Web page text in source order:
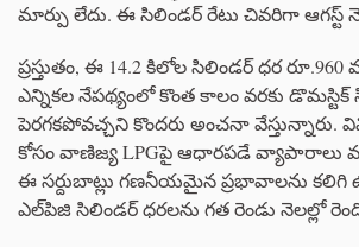
మార్పు లేదు. ఈ సిలిండర్ రేటు చివరిగా ఆగస్ట్
ప్రస్తుతం, ఈ 14.2 కిలోల సిలిండర్ ధర రూ.960
ఎన్నికల నేపథ్యంలో కొంత కాలం వరకు డొమస్టిక్
పెరగకపోవచ్చని కొందరు అంచనా
కోసం వాణిజ్య LPGపై ఆధారపడే వ్యాపారాలు
ఈ సర్దుబాట్లు గణనీయమైన ప్రభావాలను కలిగి
ఎల్‌పిజి సిలిండర్ ధరలను గత రెండు నెలల్లో